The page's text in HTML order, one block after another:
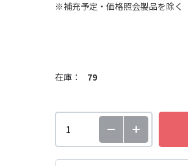
※補充予定・価格照会製品を除く
在庫： 79